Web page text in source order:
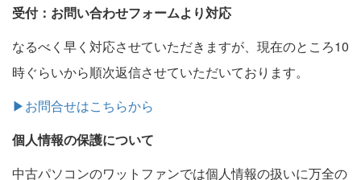
受付：お問い合わせフォームより対応
なるべく早く対応させていただきますが、現在のところ10
時ぐらいから順次返信させていただいております。
▶お問合せはこちらから
個人情報の保護について
中古パソコンのワットファンでは個人情報の扱いに万全の